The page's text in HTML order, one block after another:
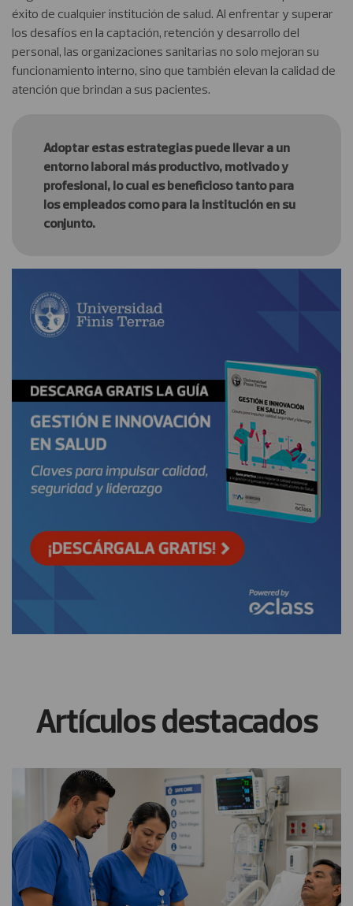
éxito de cualquier institución de salud. Al enfrentar y superar
los desafíos en la captación, retención y desarrollo del
personal, las organizaciones sanitarias no solo mejoran su
funcionamiento interno, sino que también elevan la calidad de
atención que brindan a sus pacientes.
Adoptar estas estrategias puede llevar a un
entorno laboral más productivo, motivado y
profesional, lo cual es beneficioso tanto para
los empleados como para la institución en su
conjunto.
Artículos destacados